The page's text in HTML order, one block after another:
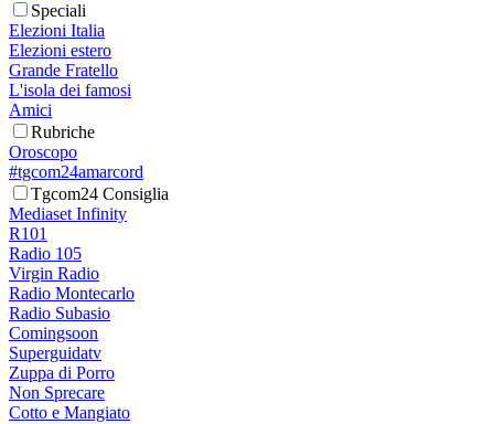
Speciali
Elezioni Italia
Elezioni estero
Grande Fratello
L'isola dei famosi
Amici
Rubriche
Oroscopo
#tgcom24amarcord
Tgcom24 Consiglia
Mediaset Infinity
R101
Radio 105
Virgin Radio
Radio Montecarlo
Radio Subasio
Comingsoon
Superguidatv
Zuppa di Porro
Non Sprecare
Cotto e Mangiato